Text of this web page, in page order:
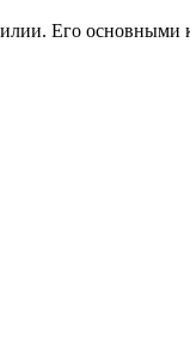
Его основными